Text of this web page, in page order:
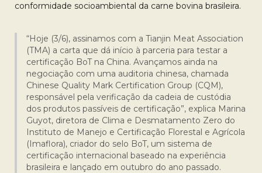
conformidade socioambiental da carne bovina brasileira.
“Hoje (3/6), assinamos com a Tianjin Meat Association
(TMA) a carta que dá início à parceria para testar a
certificação BoT na China. Avançamos ainda na
negociação com uma auditoria chinesa, chamada
Chinese Quality Mark Certification Group (CQM),
responsável pela verificação da cadeia de custódia
dos produtos passíveis de certificação”, explica Marina
Guyot, diretora de Clima e Desmatamento Zero do
Instituto de Manejo e Certificação Florestal e Agrícola
(Imaflora), criador do selo BoT, um sistema de
certificação internacional baseado na experiência
brasileira e lançado em outubro do ano passado.